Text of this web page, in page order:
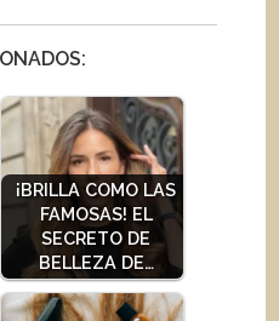
¡BRILLA COMO LAS
FAMOSAS! EL
SECRETO DE
BELLEZA DE…